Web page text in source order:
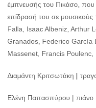
έμπνευσής του Πικάσο, που
επίδρασή του σε
Falla, Isaac Albeniz, Arthur
Granados, Federico García
Massenet, Francis Poulenc,
Διαμάντη Κριτσωτάκη |
Ελένη Παπασπύρου | πιάνο